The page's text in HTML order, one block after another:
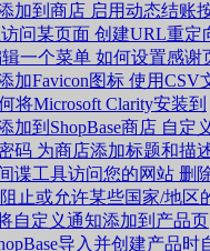
加到商店 启用动态结账
问某页面 创建URL重定
一个菜单 如何设置感谢
加Favicon图标 使用CSV
将Microsoft Clarity安装到
加到ShopBase商店 自定
码 为商店添加标题和描
谍工具访问您的网站 删
阻止或允许某些国家/地区
自定义通知添加到产品页
导入并创建产品时